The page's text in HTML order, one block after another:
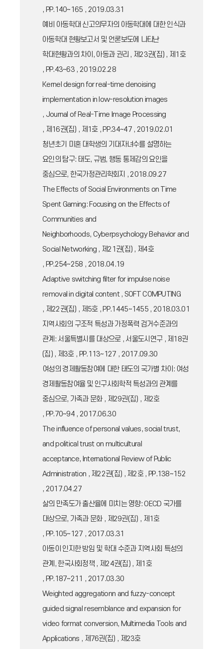
, PP.140~165 , 2019.03.31
예비 아동학대 신고의무자의 아동학대에 대한 인식과
아동학대 현황보고서 및 언론보도에 나타난
학대현황과의 차이, 아동과 권리 , 제23권(집) , 제1호
, PP.43~63 , 2019.02.28
Kernel design for real-time denoising
implementation in low-resolution images
, Journal of Real-Time Image Processing
, 제16권(집) , 제1호 , PP.34~47 , 2019.02.01
청년초기 미혼 대학생의 기대자녀수를 설명하는
요인의 탐구: 태도, 규범, 행동 통제감의 요인을
중심으로, 한국가정관리학회지 , 2018.09.27
The Effects of Social Environments on Time
Spent Gaming: Focusing on the Effects of
Communities and
Neighborhoods, Cyberpsychology Behavior and
Social Networking , 제21권(집) , 제4호
, PP.254~258 , 2018.04.19
Adaptive switching filter for impulse noise
removal in digital content , SOFT COMPUTING
, 제22권(집) , 제5호 , PP.1445~1455 , 2018.03.01
지역사회의 구조적 특성과 가정폭력 검거수준과의
관계: 서울특별시를 대상으로 , 서울도시연구 , 제18권
(집) , 제3호 , PP.113~127 , 2017.09.30
여성의 경제활동참여에 대한 태도의 국가별 차이: 여성
경제활동참여율 및 인구사회학적 특성과의 관계를
중심으로, 가족과 문화 , 제29권(집) , 제2호
, PP.70~94 , 2017.06.30
The influence of personal values, social trust,
and political trust on multicultural
acceptance, International Review of Public
Administration , 제22권(집) , 제2호 , PP.138~152
, 2017.04.27
삶의 만족도가 출산율에 미치는 영향: OECD 국가를
대상으로, 가족과 문화 , 제29권(집) , 제1호
, PP.105~127 , 2017.03.31
아동이 인지한 방임 및 학대 수준과 지역사회 특성의
관계, 한국사회정책 , 제24권(집) , 제1호
, PP.187~211 , 2017.03.30
Weighted aggregationn and fuzzy-concept
guided signal resemblance and expansion for
video format conversion, Multimedia Tools and
Applications , 제76권(집) , 제23호